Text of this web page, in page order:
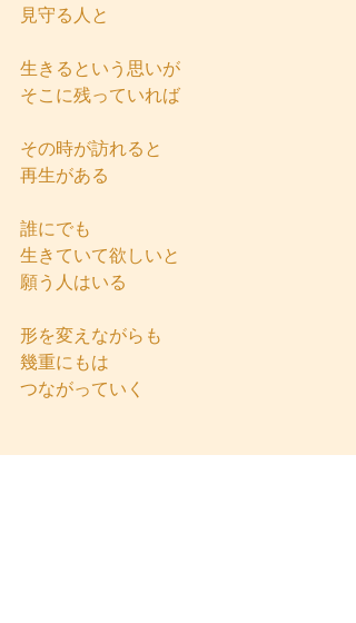
見守る人と
生きるという思いが
そこに残っていれば
その時が訪れると
再生がある
誰にでも
生きていて欲しいと
願う人はいる
形を変えながらも
幾重にもは
つながっていく